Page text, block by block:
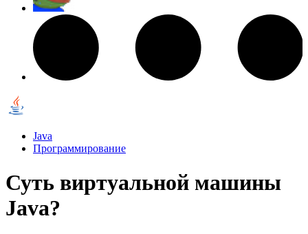
Java
Программирование
Суть виртуальной машины
Java?